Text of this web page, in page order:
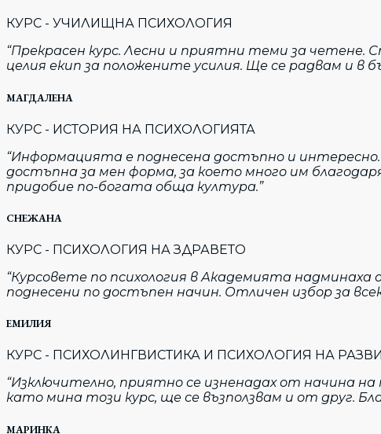
КУРС - УЧИЛИЩНА ПСИХОЛОГИЯ
“Прекрасен курс. Лесни и приятни теми за четене.
целия екип за положените усилия. Ще се радвам и
МАГДАЛЕНА
КУРС - ИСТОРИЯ НА ПСИХОЛОГИЯТА
“Информацията е поднесена достъпно и
достъпна за мен форма, за което много им
придобие по-богата обща култура.”
СНЕЖАНА
КУРС - ПСИХОЛОГИЯ НА ЗДРАВЕТО
“Курсовете по психология в Академията
поднесени по достъпен начин. Отличен избор за
ЕМИЛИЯ
КУРС - ПСИХОЛИНГВИСТИКА И ПСИХОЛОГИЯ НА
“Изключително, приятно се изненадах от начина
като мина този курс, ще се възползвам и от друг.
МАРИНКА